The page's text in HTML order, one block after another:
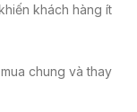
khách hàng ít
mua chung và thay